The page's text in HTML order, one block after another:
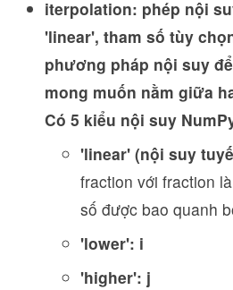
iterpolation: phép nội
'linear', tham số tùy
phương pháp nội suy
mong muốn nằm giữa
Có 5 kiểu nội suy
​'linear' (nội suy
fraction với fraction
số được bao quanh
'lower': i
'higher': j